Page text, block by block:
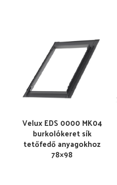
Velux EDS 0000 MK04
burkolókeret sík
tetőfedő anyagokhoz
78×98